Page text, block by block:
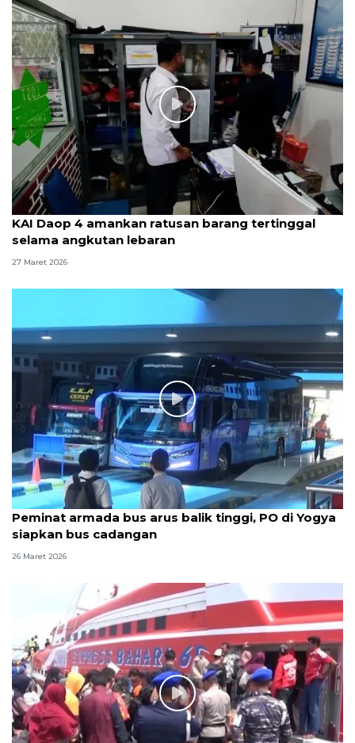
KAI Daop 4 amankan ratusan barang tertinggal
selama angkutan lebaran
27 Maret 2026
Peminat armada bus arus balik tinggi, PO di Yogya
siapkan bus cadangan
26 Maret 2026